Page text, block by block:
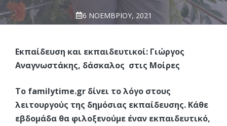
6 ΝΟΕΜΒΡΊΟΥ, 2021
Εκπαίδευση και εκπαιδευτικοί: Γιώργος
Αναγνωστάκης, δάσκαλος στις Μοίρες
Τo familytime.gr δίνει το λόγο στους
λειτουργούς της δημόσιας εκπαίδευσης. Κάθε
εβδομάδα θα φιλοξενούμε έναν εκπαιδευτικό,